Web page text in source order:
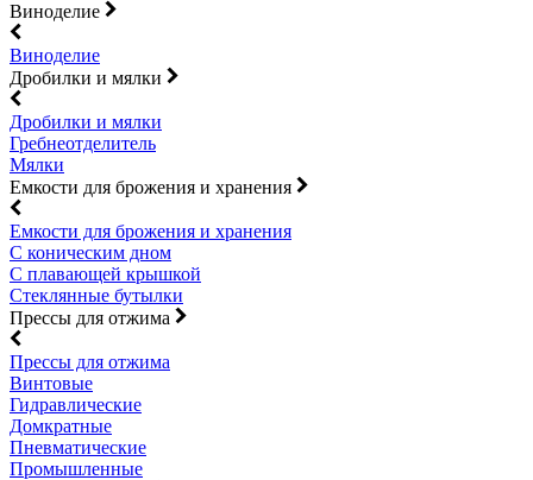
Виноделие
Виноделие
Дробилки и мялки
Дробилки и мялки
Гребнеотделитель
Мялки
Емкости для брожения и хранения
Емкости для брожения и хранения
С коническим дном
С плавающей крышкой
Стеклянные бутылки
Прессы для отжима
Прессы для отжима
Винтовые
Гидравлические
Домкратные
Пневматические
Промышленные